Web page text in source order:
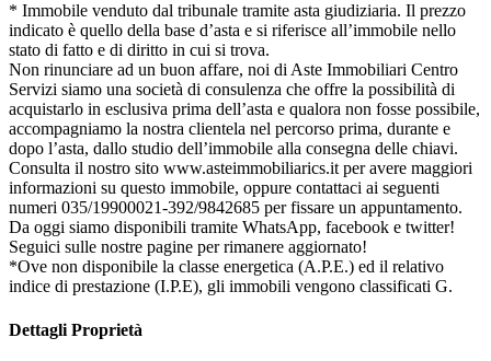
* Immobile venduto dal tribunale tramite asta giudiziaria. Il prezzo
indicato è quello della base d’asta e si riferisce all’immobile nello
stato di fatto e di diritto in cui si trova.
Non rinunciare ad un buon affare, noi di Aste Immobiliari Centro
Servizi siamo una società di consulenza che offre la possibilità di
acquistarlo in esclusiva prima dell’asta e qualora non fosse possibile,
accompagniamo la nostra clientela nel percorso prima, durante e
dopo l’asta, dallo studio dell’immobile alla consegna delle chiavi.
Consulta il nostro sito www.asteimmobiliarics.it per avere maggiori
informazioni su questo immobile, oppure contattaci ai seguenti
numeri 035/19900021-392/9842685 per fissare un appuntamento.
Da oggi siamo disponibili tramite WhatsApp, facebook e twitter!
Seguici sulle nostre pagine per rimanere aggiornato!
*Ove non disponibile la classe energetica (A.P.E.) ed il relativo
indice di prestazione (I.P.E), gli immobili vengono classificati G.
Dettagli Proprietà